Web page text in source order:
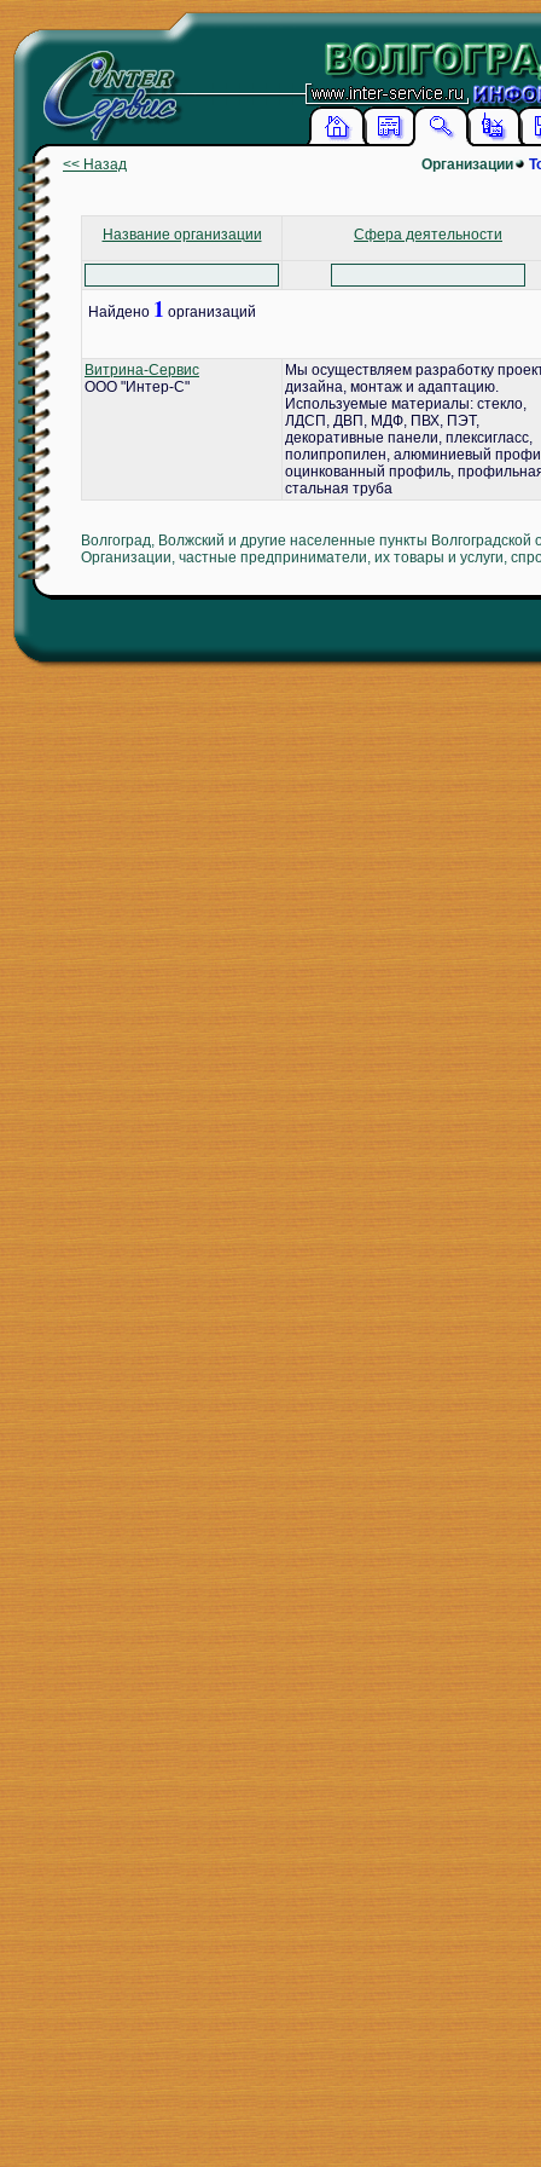
<< Назад Организации
Название организации Сфера деятельности
Найдено 1 организаций
Витрина-Сервис
ООО "Интер-С"
Мы осуществляем разработку
дизайна, монтаж и адаптацию.
Используемые материалы: стекло,
ЛДСП, ДВП, МДФ, ПВХ, ПЭТ,
декоративные панели, плексигласс,
полипропилен, алюминиевый
оцинкованный профиль,
стальная труба
Волгоград, Волжский и другие населенные пункты Волгоградской
Организации, частные предприниматели, их товары и услуги,